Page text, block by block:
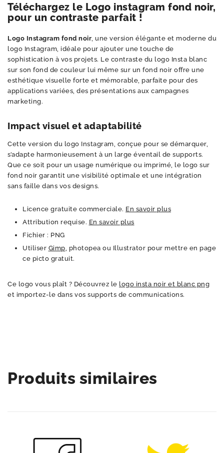
Téléchargez le Logo instagram fond noir,
pour un contraste parfait !
Logo Instagram fond noir , une version élégante et moderne du
logo Instagram, idéale pour ajouter une touche de
sophistication à vos projets. Le contraste du logo Insta blanc
sur son fond de couleur lui même sur un fond noir offre une
esthétique visuelle forte et mémorable, parfaite pour des
applications variées, des présentations aux campagnes
marketing.
Impact visuel et adaptabilité
Cette version du logo Instagram, conçue pour se démarquer,
s’adapte harmonieusement à un large éventail de supports.
Que ce soit pour un usage numérique ou imprimé, le logo sur
fond noir garantit une visibilité optimale et une intégration
sans faille dans vos designs.
Licence gratuite commerciale. En savoir plus
Attribution requise. En savoir plus
Fichier : PNG
Utiliser Gimp , photopea ou Illustrator pour mettre en page
ce picto gratuit.
Ce logo vous plaît ? Découvrez le logo insta noir et blanc png
et importez-le dans vos supports de communications.
Produits similaires